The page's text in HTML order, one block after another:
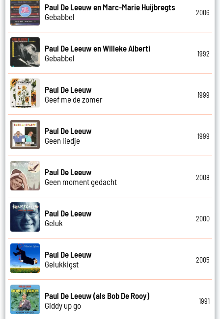
Paul De Leeuw en Marc-Marie Huijbregts
Gebabbel
2006
Paul De Leeuw en Willeke Alberti
Gebabbel
1992
Paul De Leeuw
Geef me de zomer
1999
Paul De Leeuw
Geen liedje
1999
Paul De Leeuw
Geen moment gedacht
2008
Paul De Leeuw
Geluk
2000
Paul De Leeuw
Gelukkigst
2005
Paul De Leeuw (als Bob De Rooy)
Giddy up go
1991